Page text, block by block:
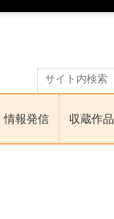
情報発信 収蔵作品